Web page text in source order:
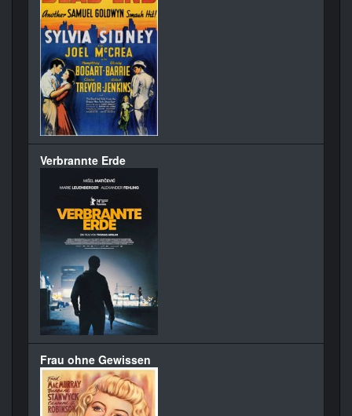
Verbrannte Erde
Frau ohne Gewissen